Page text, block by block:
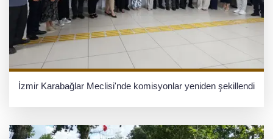
İzmir Karabağlar Meclisi'nde komisyonlar yeniden şekillendi